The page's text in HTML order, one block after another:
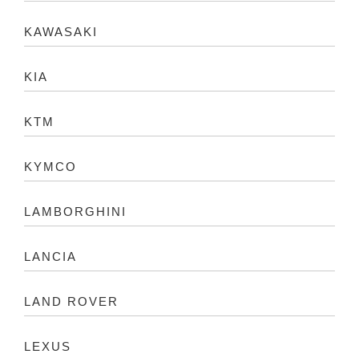
KAWASAKI
KIA
KTM
KYMCO
LAMBORGHINI
LANCIA
LAND ROVER
LEXUS